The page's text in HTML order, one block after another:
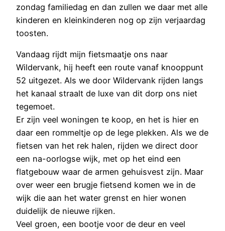
zondag familiedag en dan zullen we daar met alle
kinderen en kleinkinderen nog op zijn verjaardag
toosten.
Vandaag rijdt mijn fietsmaatje ons naar
Wildervank, hij heeft een route vanaf knooppunt
52 uitgezet. Als we door Wildervank rijden langs
het kanaal straalt de luxe van dit dorp ons niet
tegemoet.
Er zijn veel woningen te koop, en het is hier en
daar een rommeltje op de lege plekken. Als we de
fietsen van het rek halen, rijden we direct door
een na-oorlogse wijk, met op het eind een
flatgebouw waar de armen gehuisvest zijn. Maar
over weer een brugje fietsend komen we in de
wijk die aan het water grenst en hier wonen
duidelijk de nieuwe rijken.
Veel groen, een bootje voor de deur en veel